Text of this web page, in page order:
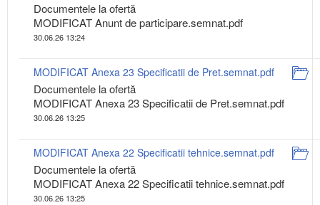
Documentele la ofertă
MODIFICAT Anunt de participare.semnat.pdf
30.06.26 13:24
MODIFICAT Anexa 23 Specificatii de Pret.semnat.pdf
Documentele la ofertă
MODIFICAT Anexa 23 Specificatii de Pret.semnat.pdf
30.06.26 13:25
MODIFICAT Anexa 22 Specificatii tehnice.semnat.pdf
Documentele la ofertă
MODIFICAT Anexa 22 Specificatii tehnice.semnat.pdf
30.06.26 13:25